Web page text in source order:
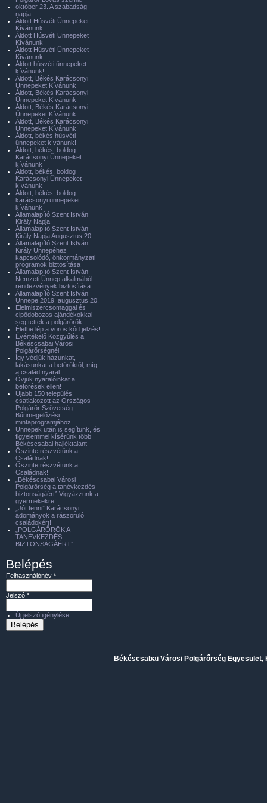
október 23. A szabadság
napja
Áldott Húsvéti Ünnepeket
Kívánunk
Áldott Húsvéti Ünnepeket
Kívánunk
Áldott Húsvéti Ünnepeket
Kívánunk
Áldott húsvéti ünnepeket
kívánunk!
Áldott, Békés Karácsonyi
Ünnepeket Kívánunk
Áldott, Békés Karácsonyi
Ünnepeket Kívánunk
Áldott, Békés Karácsonyi
Ünnepeket Kívánunk
Áldott, Békés Karácsonyi
Ünnepeket Kívánunk!
Áldott, békés húsvéti
ünnepeket kívánunk!
Áldott, békés, boldog
Karácsonyi Ünnepeket
kívánunk
Áldott, békés, boldog
Karácsonyi Ünnepeket
kívánunk
Áldott, békés, boldog
karácsonyi ünnepeket
kívánunk
Államalapító Szent István
Király Napja
Államalapító Szent István
Király Napja Augusztus 20.
Államalapító Szent István
Király Ünnepéhez
kapcsolódó, önkormányzati
programok biztosítása
Államalapító Szent István
Nemzeti Ünnep alkalmából
rendezvények biztosítása
Államalapító Szent István
Ünnepe 2019. augusztus 20.
Élelmiszercsomaggal és
cipődobozos ajándékokkal
segítettek a polgárőrök.
Életbe lép a vörös kód jelzés!
Évértékelő Közgyűlés a
Békéscsabai Városi
Polgárőrségnél
Így védjük házunkat,
lakásunkat a betörőktől, míg
a család nyaral.
Óvjuk nyaralóinkat a
betörések ellen!
Újabb 150 település
csatlakozott az Országos
Polgárőr Szövetség
Bűnmegelőzési
mintaprogramjához
Ünnepek után is segítünk, és
figyelemmel kísérünk több
Békéscsabai hajléktalant
Őszinte részvétünk a
Családnak!
Őszinte részvétünk a
Családnak!
„Békéscsabai Városi
Polgárőrség a tanévkezdés
biztonságáért” Vigyázzunk a
gyermekekre!
„Jót tenni” Karácsonyi
adományok a rászoruló
családokért!
„POLGÁRŐRÖK A
TANÉVKEZDÉS
BIZTONSÁGÁÉRT”
Belépés
Felhasználónév *
Jelszó *
Új jelszó igénylése
Békéscsabai Városi Polgárőrség Egyesület,